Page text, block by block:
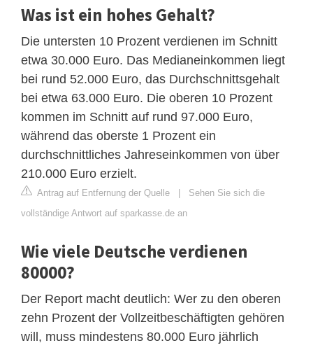
Was ist ein hohes Gehalt?
Die untersten 10 Prozent verdienen im Schnitt
etwa 30.000 Euro. Das Medianeinkommen liegt
bei rund 52.000 Euro, das Durchschnittsgehalt
bei etwa 63.000 Euro. Die oberen 10 Prozent
kommen im Schnitt auf rund 97.000 Euro,
während das oberste 1 Prozent ein
durchschnittliches Jahreseinkommen von über
210.000 Euro erzielt.
Antrag auf Entfernung der Quelle | Sehen Sie sich die
vollständige Antwort auf sparkasse.de an
Wie viele Deutsche verdienen
80000?
Der Report macht deutlich: Wer zu den oberen
zehn Prozent der Vollzeitbeschäftigten gehören
will, muss mindestens 80.000 Euro jährlich